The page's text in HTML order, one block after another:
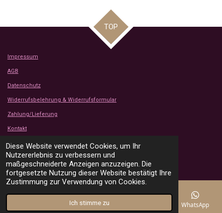
Diese Website verwendet Cookies, um Ihr
Nutzererlebnis zu verbessern und
maßgeschneiderte Anzeigen anzuzeigen. Die
fortgesetzte Nutzung dieser Website bestätigt Ihre
Zustimmung zur Verwendung von Cookies.
Ich stimme zu
TOP
Impressum
AGB
Datenschutz
Widerrufsbelehrung & Widerrufsformular
Zahlung/Lieferung
Kontakt
Kundenbewertungen
© 2024 - 2026 Tanjas Stoffe Shop
Mit Unterstützung von Webador
Telefon Karte WhatsApp